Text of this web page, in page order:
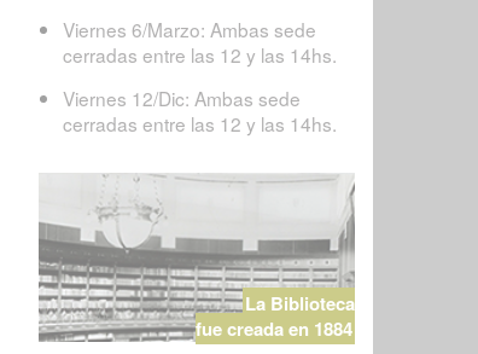
Viernes 6/Marzo: Ambas sede
cerradas entre las 12 y las 14hs.
Viernes 12/Dic: Ambas sede
cerradas entre las 12 y las 14hs.
La Biblioteca
fue creada en 1884